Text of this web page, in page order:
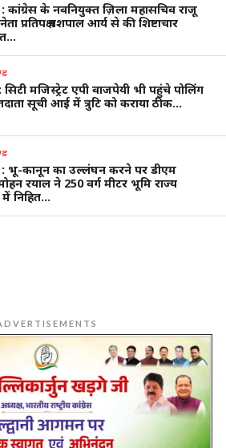
: कांग्रेस के नवनियुक्त ज़िला महासचिव राजू
प्रतिपक्ष यशपाल आर्य से की शिष्टाचार
सिटी मजिस्ट्रेट एपी वाजपेयी भी पहुंचे पोलिंग
सूची आई में त्रुटि को कराया ठीक…
: भू-कानून का उल्लंघन करने पर डीएम
रयाल ने 250 वर्ग मीटर भूमि राज्य
निहित…